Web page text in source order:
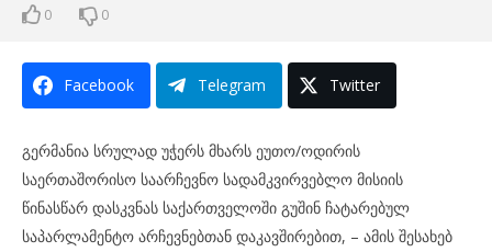
0 0
Facebook Telegram Twitter
გერმანია სრულად უჭერს მხარს ეუთო/ოდირის
საერთაშორისო საარჩევნო სადამკვირვებლო მისიის
წინასწარ დასკვნას საქართველოში გუშინ ჩატარებულ
საპარლამენტო არჩევნებთან დაკავშირებით, – ამის შესახებ